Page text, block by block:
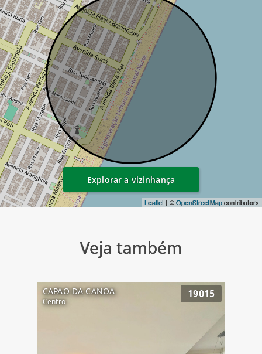
Leaflet | ©OpenStreetMapcontributors
Explorar a vizinhança
Veja também
CAPAO DA CANOA
Centro
19015